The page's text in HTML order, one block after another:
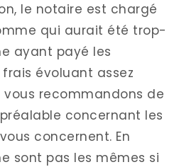
le notaire est chargé
qui aurait été trop-
ayant payé les
évoluant assez
recommandons de
concernant les
concernent. En
sont pas les mêmes si